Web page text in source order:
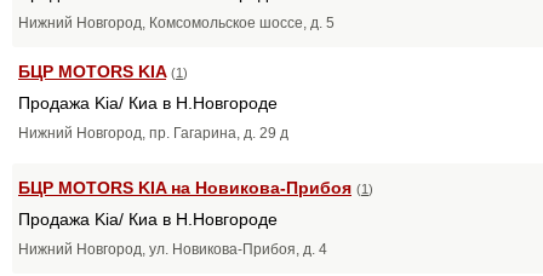
Нижний Новгород, Комсомольское шоссе, д. 5
БЦР MOTORS KIA (1)
Продажа Kia/ Киа в Н.Новгороде
Нижний Новгород, пр. Гагарина, д. 29 д
БЦР MOTORS KIA на Новикова-Прибоя (1)
Продажа Kia/ Киа в Н.Новгороде
Нижний Новгород, ул. Новикова-Прибоя, д. 4